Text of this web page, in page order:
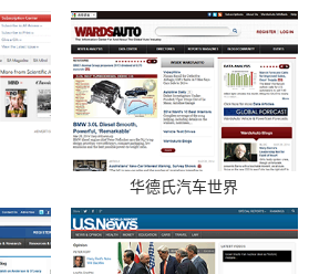
华德氏汽车世界